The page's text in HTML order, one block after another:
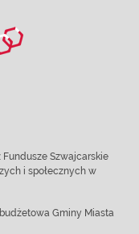
Fundusze Szwajcarskie
i społecznych w
Gminy Miasta